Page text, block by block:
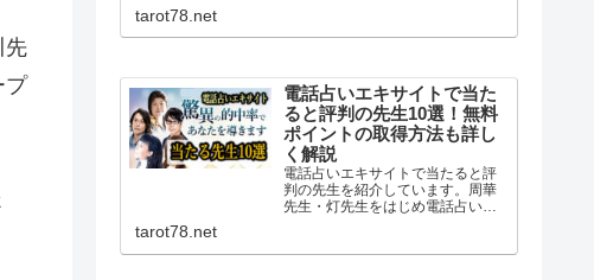
先
プ
ないとよくいわれます。なぜうま
tarot78.net
電話占いエキサイトで当た
ると評判の先生10選！無料
ポイントの取得方法も詳し
く解説
電話占いエキサイトで当たると評
判の先生を紹介しています。周華
先生・灯先生をはじめ電話占いエ
占い師が複数在籍。初回無料ポイ
tarot78.net